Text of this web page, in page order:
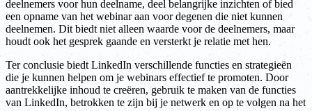
deelnemers voor hun deelname, deel belangrijke inzichten of bied
een opname van het webinar aan voor degenen die niet kunnen
deelnemen. Dit biedt niet alleen waarde voor de deelnemers, maar
houdt ook het gesprek gaande en versterkt je relatie met hen.
Ter conclusie biedt LinkedIn verschillende functies en strategieën
die je kunnen helpen om je webinars effectief te promoten. Door
aantrekkelijke inhoud te creëren, gebruik te maken van de functies
van LinkedIn, betrokken te zijn bij je netwerk en op te volgen na het